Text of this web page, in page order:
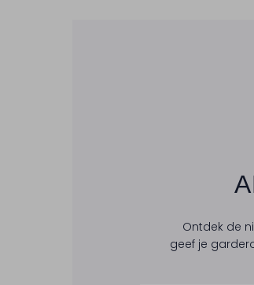
Ontdek de
geef je